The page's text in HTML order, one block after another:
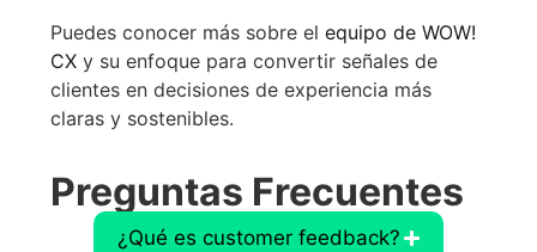
Puedes conocer más sobre el equipo de WOW!
CX y su enfoque para convertir señales de
clientes en decisiones de experiencia más
claras y sostenibles.
Preguntas Frecuentes
¿Qué es customer feedback?